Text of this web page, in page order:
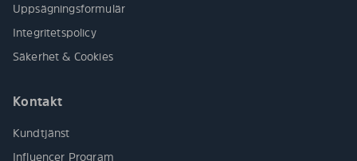
Uppsägningsformulär
Integritetspolicy
Säkerhet & Cookies
Kontakt
Kundtjänst
Influencer Program